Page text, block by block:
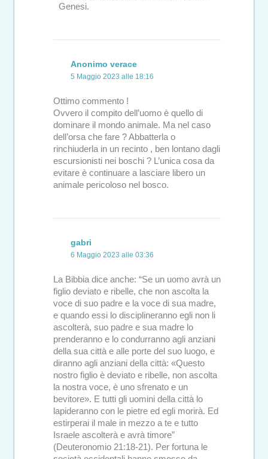
Genesi.
Anonimo verace
5 Maggio 2023 alle 18:16
Ottimo commento !
Ovvero il compito dell’uomo è quello di
dominare il mondo animale. Ma nel caso
dell’orsa che fare ? Abbatterla o
rinchiuderla in un recinto , ben lontano dagli
escursionisti nei boschi ? L’unica cosa da
evitare è continuare a lasciare libero un
animale pericoloso nel bosco.
gabri
6 Maggio 2023 alle 03:36
La Bibbia dice anche: “Se un uomo avrà un
figlio deviato e ribelle, che non ascolta la
voce di suo padre e la voce di sua madre,
e quando essi lo disciplineranno egli non li
ascolterà, suo padre e sua madre lo
prenderanno e lo condurranno agli anziani
della sua città e alle porte del suo luogo, e
diranno agli anziani della città: «Questo
nostro figlio è deviato e ribelle, non ascolta
la nostra voce, è uno sfrenato e un
bevitore». E tutti gli uomini della città lo
lapideranno con le pietre ed egli morirà. Ed
estirperai il male in mezzo a te e tutto
Israele ascolterà e avrà timore”
(Deuteronomio 21:18-21). Per fortuna le